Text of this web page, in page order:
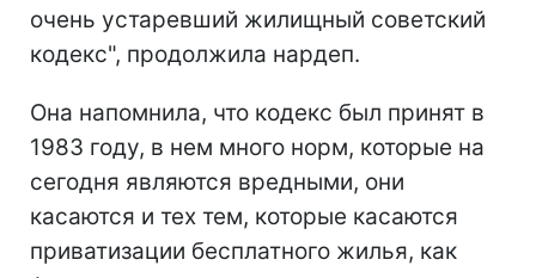
очень устаревший жилищный советский
кодекс", продолжила нардеп.
Она напомнила, что кодекс был принят в
1983 году, в нем много норм, которые на
сегодня являются вредными, они
касаются и тех тем, которые касаются
приватизации бесплатного жилья, как